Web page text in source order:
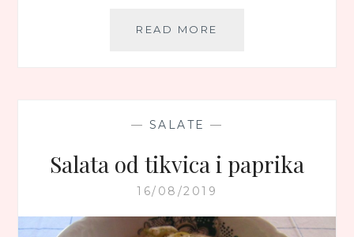
READ MORE
— SALATE —
Salata od tikvica i paprika
16/08/2019